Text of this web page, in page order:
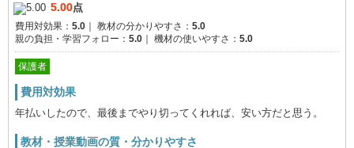
5.00点
費用対効果： 5.0 教材の分かりやすさ： 5.0
親の負担・学習フォロー： 5.0 機材の使いやすさ： 5.0
保護者
費用対効果
年払いしたので、最後までやり切ってくれれば、安い方だと思う。
教材・授業動画の質・分かりやすさ